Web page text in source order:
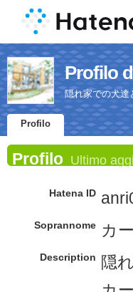
Profilo
隠れ家での犬
Profilo
Profilo Ultimo
Hatena ID
Soprannome カ
Description 隠